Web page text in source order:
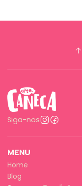
Siga-nos
MENU
Home
Blog